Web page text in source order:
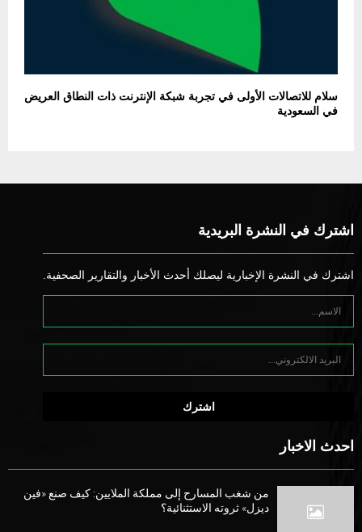
سلام للاتصالات الأولى في تجربة شبكة الإنترنت ذات النطاق العريض
في السعودية
اشترك في النشرة البريدية
اشترك في النشرة الإخبارية ليصلك أحدث الأخبار والتقارير الصحفية.
احدث الاخبار
من شغب المسارح إلى مملكة الملايين: كيف صنع «فين
ديزل» ثروته الاستثنائية؟